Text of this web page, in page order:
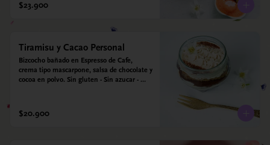
$23.900
Tiramisu y Cacao Personal
Bizcocho bañado en Espresso de Cafe,
crema tipo mascarpone, salsa de chocolate y
cocoa en polvo. Sin gluten - Sin azucar -
$20.900